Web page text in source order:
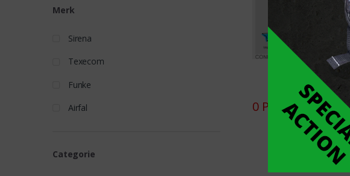
0 Producten
Merk
Sirena
Texecom
Funke
Airfal
Categorie